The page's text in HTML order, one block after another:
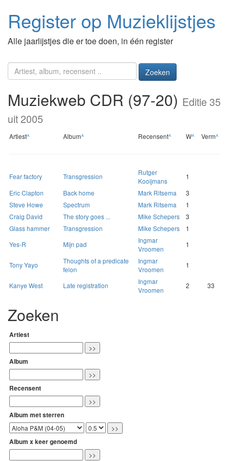
Register op Muzieklijstjes
Alle jaarlijstjes die er toe doen, in één register
Zoeken
Muziekweb CDR (97-20) Editie 35
uit 2005
Artiest^ Album^ Recensent^ W^ Verm^
Fear factory Transgression
Rutger
Kooijmans
1
Eric Clapton
Back home Mark Ritsema
3
Steve Howe
Spectrum Mark Ritsema
1
Craig David
The story goes ... Mike Schepers
3
Glass hammer
Transgression Mike Schepers
1
Yes-R
Mijn pad
Ingmar
Vroomen
1
Tony Yayo
Thoughts of a predicate
felon
Ingmar
Vroomen
1
Kanye West Late registration
Ingmar
Vroomen
2 33
Zoeken
Artiest
Album
Recensent
Album met sterren
Album x keer genoemd